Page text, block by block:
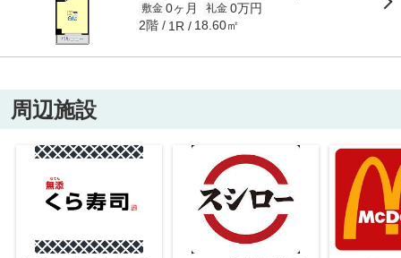
敷金 0ヶ月 礼金 0万円
2階 1R 18.60㎡
周辺施設